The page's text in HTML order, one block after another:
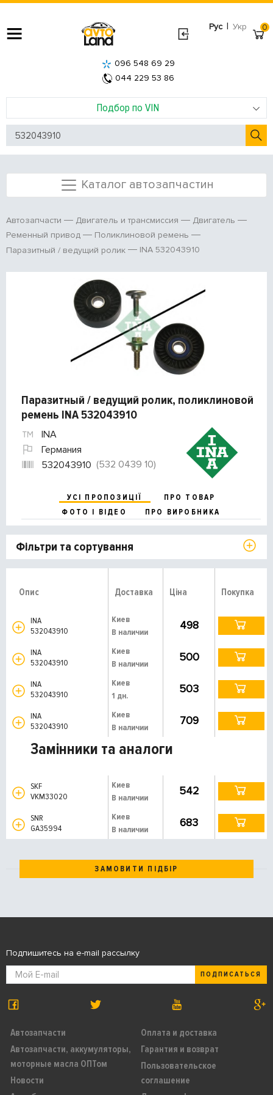
Рус | Укр
Подбор по VIN
096 548 69 29
044 229 53 86
0
Каталог автозапчастин
Автозапчасти Двигатель и трансмиссия
Двигатель
Ременный привод
Поликлиновой ремень
Паразитный / ведущий ролик
INA 532043910
Паразитный / ведущий ролик, поликлиновой
ремень INA 532043910
INA
Германия
532043910 (532 0439 10)
УСІ ПРОПОЗИЦІЇ
ПРО ТОВАР
ФОТО І ВІДЕО
ПРО ВИРОБНИКА
Фільтри та сортування
Опис Доставка Ціна Покупка
INA
532043910
Киев
В наличии
498
INA
532043910
Киев
В наличии
500
INA
532043910
Киев
1 дн.
503
INA
532043910
Киев
В наличии
709
Замінники та аналоги
SKF
VKM33020
Киев
В наличии
542
SNR
GA35994
Киев
В наличии
683
ЗАМОВИТИ ПІДБІР
Автозапчасти
Автозапчасти, аккумуляторы,
моторные масла ОПТом
Новости
Оплата и доставка
Гарантия и возврат
Пользовательское
соглашение
Подпишитесь на e-mail рассылку
ПОДПИСАТЬСЯ